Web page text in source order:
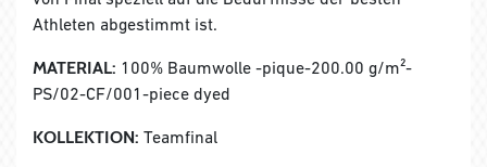
Athleten abgestimmt ist.
MATERIAL: 100% Baumwolle -pique-200.00 g/m²-
PS/02-CF/001-piece dyed
KOLLEKTION: Teamfinal